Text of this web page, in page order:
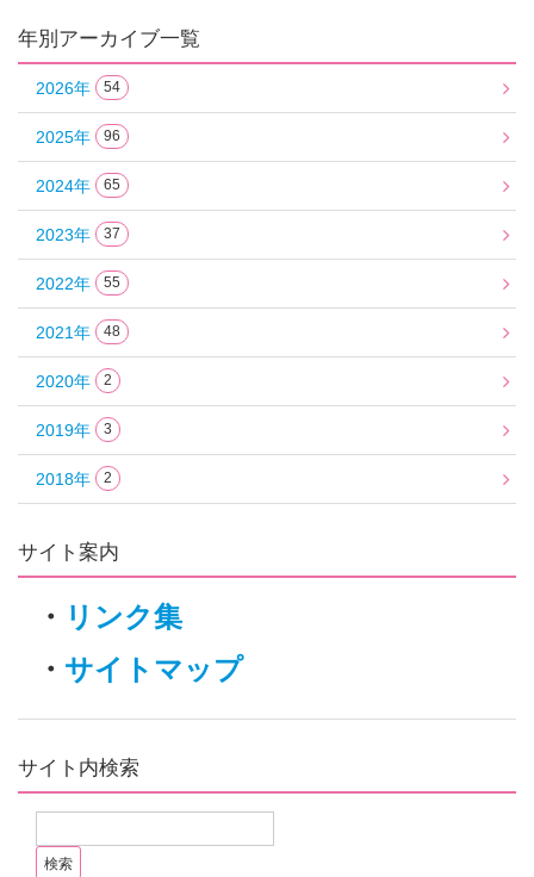
年別アーカイブ一覧
2026年 54
2025年 96
2024年 65
2023年 37
2022年 55
2021年 48
2020年 2
2019年 3
2018年 2
サイト案内
・ リンク集
・ サイトマップ
サイト内検索